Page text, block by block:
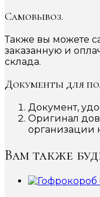
Самовывоз.
Также вы можете
заказанную и
склада.
Документы для
Документ,
Оригинал
организации
Вам также